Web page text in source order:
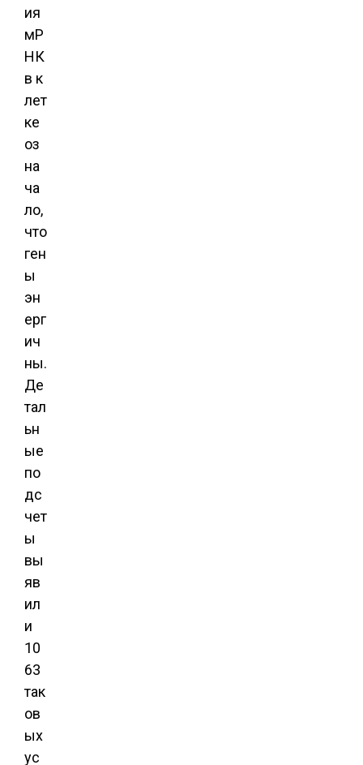
ия
мР
НК
в к
лет
ке
оз
на
ча
ло,
что
ген
ы
эн
ерг
ич
ны.
Де
тал
ьн
ые
по
дс
чет
ы
вы
яв
ил
и
10
63
так
ов
ых
ус